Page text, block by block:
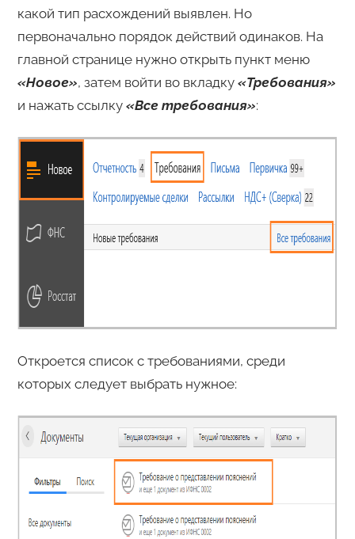
какой тип расхождений выявлен. Но
первоначально порядок действий одинаков. На
главной странице нужно открыть пункт меню
«Новое», затем войти во вкладку «Требования»
и нажать ссылку «Все требования»:
Откроется список с требованиями, среди
которых следует выбрать нужное: